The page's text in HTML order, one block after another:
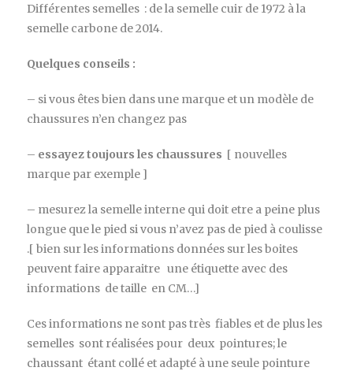
Différentes semelles : de la semelle cuir de 1972 à la
semelle carbone de 2014.
Quelques conseils :
– si vous êtes bien dans une marque et un modèle de
chaussures n’en changez pas
– essayez toujours les chaussures [ nouvelles
marque par exemple ]
– mesurez la semelle interne qui doit etre a peine plus
longue que le pied si vous n’avez pas de pied à coulisse
.[ bien sur les informations données sur les boites
peuvent faire apparaitre une étiquette avec des
informations de taille en CM…]
Ces informations ne sont pas très fiables et de plus les
semelles sont réalisées pour deux pointures; le
chaussant étant collé et adapté à une seule pointure